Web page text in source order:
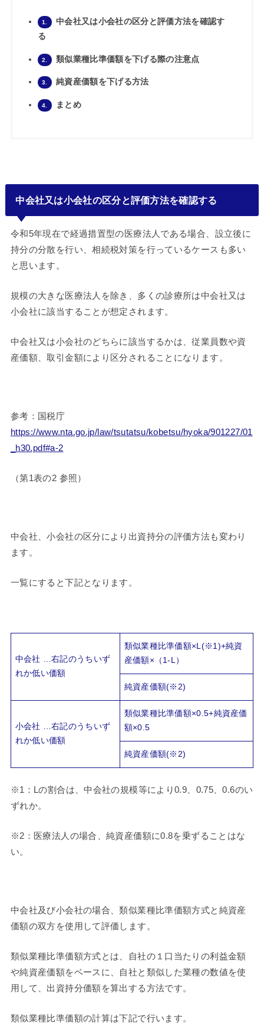
1.
中会社又は小会社の区分と評価方法を確認す
る
2. 類似業種比準価額を下げる際の注意点
3. 純資産価額を下げる方法
4. まとめ
中会社又は小会社の区分と評価方法を確認する
令和5年現在で経過措置型の医療法人である場合、設立後に
持分の分散を行い、相続税対策を行っているケースも多い
と思います。
規模の大きな医療法人を除き、多くの診療所は中会社又は
小会社に該当することが想定されます。
中会社又は小会社のどちらに該当するかは、従業員数や資
産価額、取引金額により区分されることになります。
参考：国税庁
https://www.nta.go.jp/law/tsutatsu/kobetsu/hyoka/901227/01
_h30.pdf#a-2
（第1表の2 参照）
中会社、小会社の区分により出資持分の評価方法も変わり
ます。
一覧にすると下記となります。
中会社 …右記のうちいず
れか低い価額
類似業種比準価額×L(※1)+純資
産価額×（1-L）
純資産価額(※2)
小会社 …右記のうちいず
れか低い価額
類似業種比準価額×0.5+純資産価
額×0.5
純資産価額(※2)
※1：Lの割合は、中会社の規模等により0.9、0.75、0.6のい
ずれか。
※2：医療法人の場合、純資産価額に0.8を乗ずることはな
い。
中会社及び小会社の場合、類似業種比準価額方式と純資産
価額の双方を使用して評価します。
類似業種比準価額方式とは、自社の１口当たりの利益金額
や純資産価額をベースに、自社と類似した業種の数値を使
用して、出資持分価額を算出する方法です。
類似業種比準価額の計算は下記で行います。